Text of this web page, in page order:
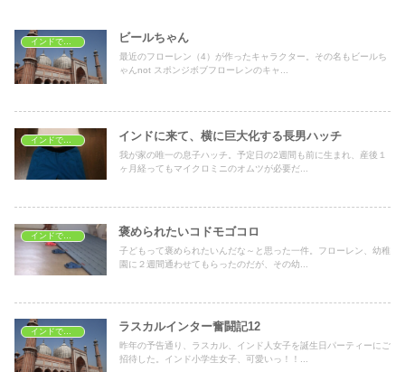
ビールちゃん
最近のフローレン（4）が作ったキャラクター。その名もビールち
ゃんnot スポンジボブフローレンのキャ...
インドで子育て インドに来て、横に巨大化する長男ハッチ
我が家の唯一の息子ハッチ。予定日の2週間も前に生まれ、産後１
ヶ月経ってもマイクロミニのオムツが必要だ...
褒められたいコドモゴコロ
子どもって褒められたいんだな～と思った一件。フローレン、幼稚
園に２週間通わせてもらったのだが、その幼...
ラスカルインター奮闘記12
昨年の予告通り、ラスカル、インド人女子を誕生日パーティーにご
招待した。インド小学生女子、可愛いっ！！...